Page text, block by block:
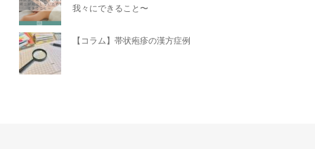
我々にできること〜
【コラム】帯状疱疹の漢方症例